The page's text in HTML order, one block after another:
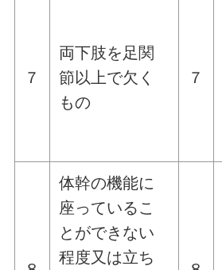
７
両下肢を足関
節以上で欠く
もの
７
体幹の機能に
座っているこ
とができない
程度又は立ち